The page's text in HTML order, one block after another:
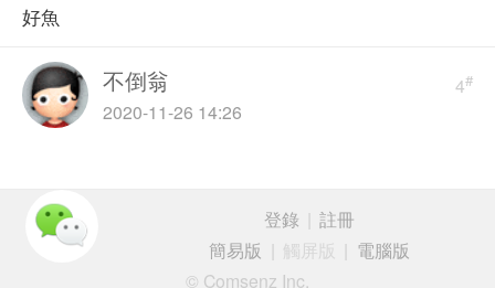
好魚
4#
不倒翁
2020-11-26 14:26
登錄
註冊
簡易版
觸屏版
電腦版
© Comsenz Inc.